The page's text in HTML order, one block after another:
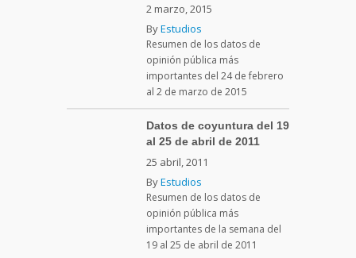
2 marzo, 2015
ByEstudios
Resumen de los datos de
opinión pública más
importantes del 24 de febrero
al 2 de marzo de 2015
Datos de coyuntura del 19
al 25 de abril de 2011
25 abril, 2011
ByEstudios
Resumen de los datos de
opinión pública más
importantes de la semana del
19 al 25 de abril de 2011